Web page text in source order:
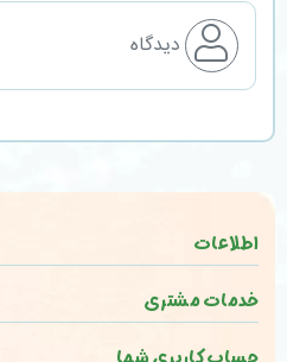
دیدگاه
اطلاعات
خدمات مشتری